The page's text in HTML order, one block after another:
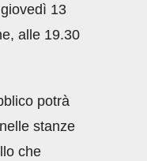
13
alle 19.30
potrà
stanze
che